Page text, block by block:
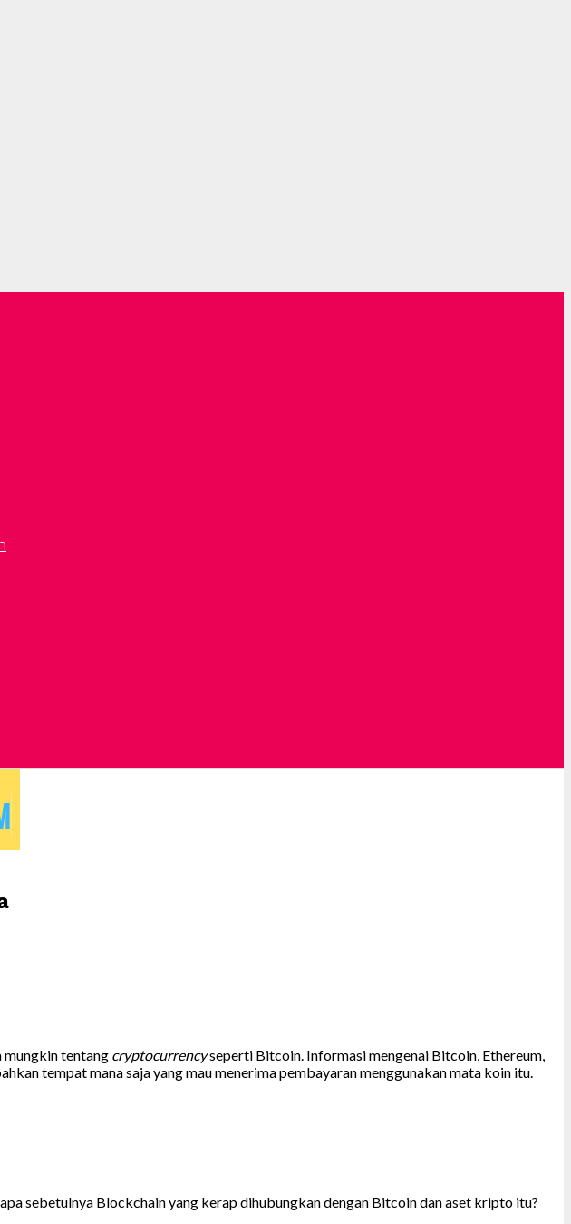
mungkin tentang cryptocurrencyseperti Bitcoin. Informasi mengenai Bitcoin, Ethereum,
tempat mana saja yang mau menerima pembayaran menggunakan mata koin itu.
sebetulnya Blockchain yang kerap dihubungkan dengan Bitcoin dan aset kripto itu?